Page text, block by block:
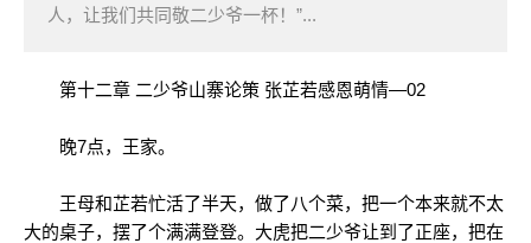
人，让我们共同敬二少爷一杯！”...
第十二章 二少爷山寨论策 张芷若感恩萌情—02
晚7点，王家。
王母和芷若忙活了半天，做了八个菜，把一个本来就不太
大的桌子，摆了个满满登登。大虎把二少爷让到了正座，把在